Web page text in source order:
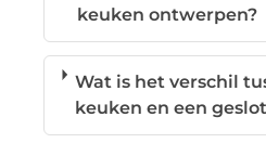
keuken ontwerpen?
Wat is het verschil
keuken en een